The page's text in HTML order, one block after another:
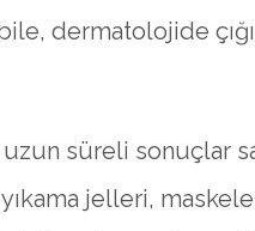
dermatolojide
süreli sonuçlar
jelleri,